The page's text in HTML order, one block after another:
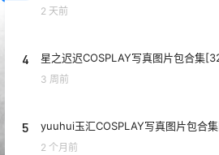
2 天前
4 星之迟迟COSPLAY写真图片包合集
3 周前
5 yuuhui玉汇COSPLAY写真图片包合
2 个月前